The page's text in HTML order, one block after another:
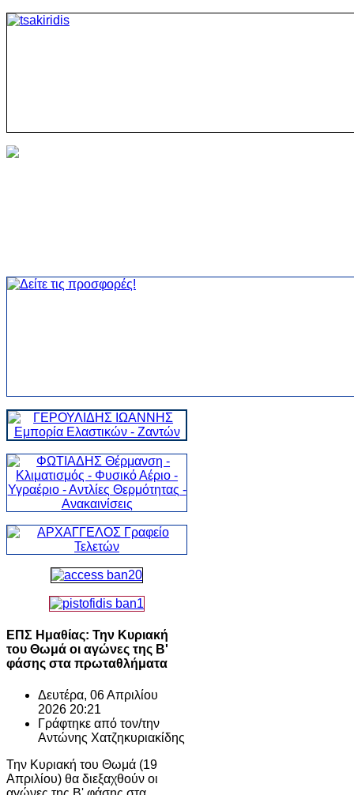
ΕΠΣ Ημαθίας: Την Κυριακή
του Θωμά οι αγώνες της Β'
φάσης στα πρωταθλήματα
Δευτέρα, 06 Απριλίου
2026 20:21
Γράφτηκε από τον/την
Αντώνης Χατζηκυριακίδης
Την Κυριακή του Θωμά (19
Απριλίου) θα διεξαχθούν οι